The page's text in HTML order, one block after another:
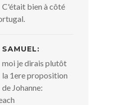
C'était bien à côté
SAMUEL:
moi je dirais plutôt
la 1ere proposition
de Johanne: